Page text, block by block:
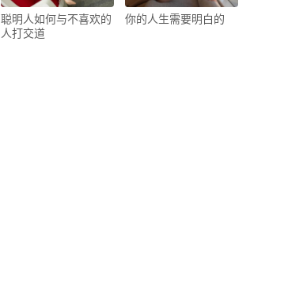
聪明人如何与不喜欢的
人打交道
你的人生需要明白的